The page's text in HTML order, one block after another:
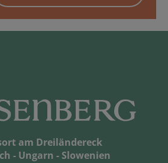
am Dreiländereck
- Ungarn - Slowenien